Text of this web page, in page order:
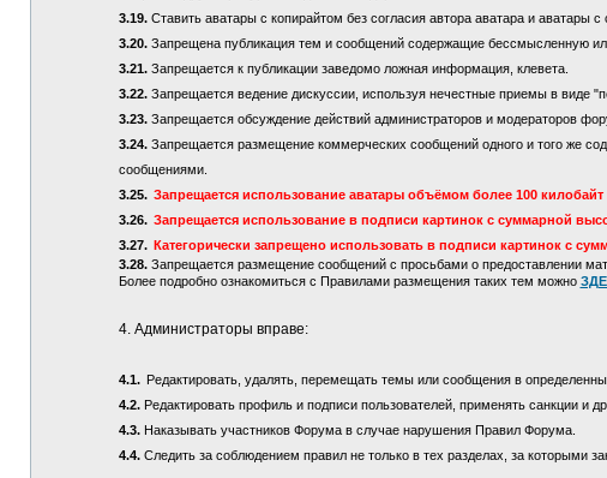
3.19.Ставить аватары с копирайтом без согласия автора аватара и аватары
3.20.Запрещена публикация тем и сообщений содержащие бессмысленную
3.21.Запрещается к публикации заведомо ложная информация, клевета.
3.22.Запрещается ведение дискуссии, используя нечестные приемы в виде
3.23.Запрещается обсуждение действий администраторов и модераторов
3.24.Запрещается размещение коммерческих сообщений одного и того же
сообщениями.
3.25. Запрещается использование аватары объёмом более 100
3.26. Запрещается использование в подписи картинок с суммарной
3.27. Категорически запрещено использовать в подписи картинок с
3.28. Запрещается размещение сообщений с просьбами о предоставлении
Более подробно ознакомиться с Правилами размещения таких тем можно
4. Администраторы вправе:
4.1. Редактировать, удалять, перемещать темы или сообщения в
4.2.Редактировать профиль и подписи пользователей, применять санкции
4.3.Наказывать участников Форума в случае нарушения Правил Форума.
4.4.Следить за соблюдением правил не только в тех разделах, за которыми